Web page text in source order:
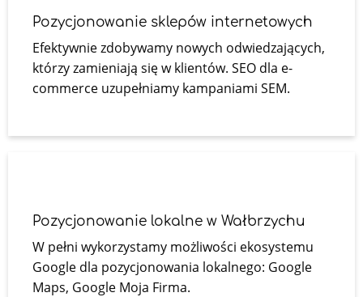
Pozycjonowanie sklepów internetowych
Efektywnie zdobywamy nowych odwiedzających,
którzy zamieniają się w klientów. SEO dla e-
commerce uzupełniamy kampaniami SEM.
Pozycjonowanie lokalne w Wałbrzychu
W pełni wykorzystamy możliwości ekosystemu
Google dla pozycjonowania lokalnego: Google
Maps, Google Moja Firma.